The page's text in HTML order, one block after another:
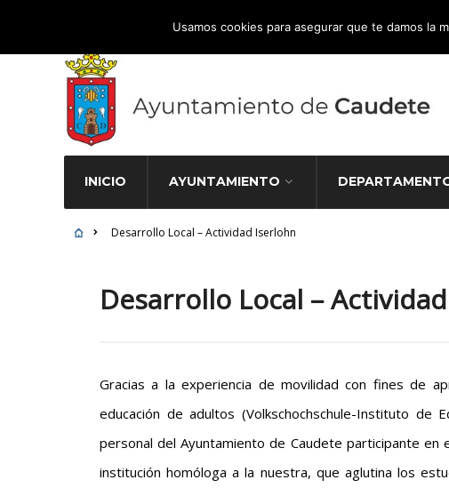
Atención Ciudadana 965 827 000
INICIO AYUNTAMIENTO
Desarrollo Local – Actividad Iserlohn
Desarrollo Local –
Gracias a la experiencia de movilidad con fines de
educación de adultos (Volkschochschule-Instituto de
personal del Ayuntamiento de Caudete participante
institución homóloga a la nuestra, que aglutina los
Usamos cookies para asegurar que te damos la